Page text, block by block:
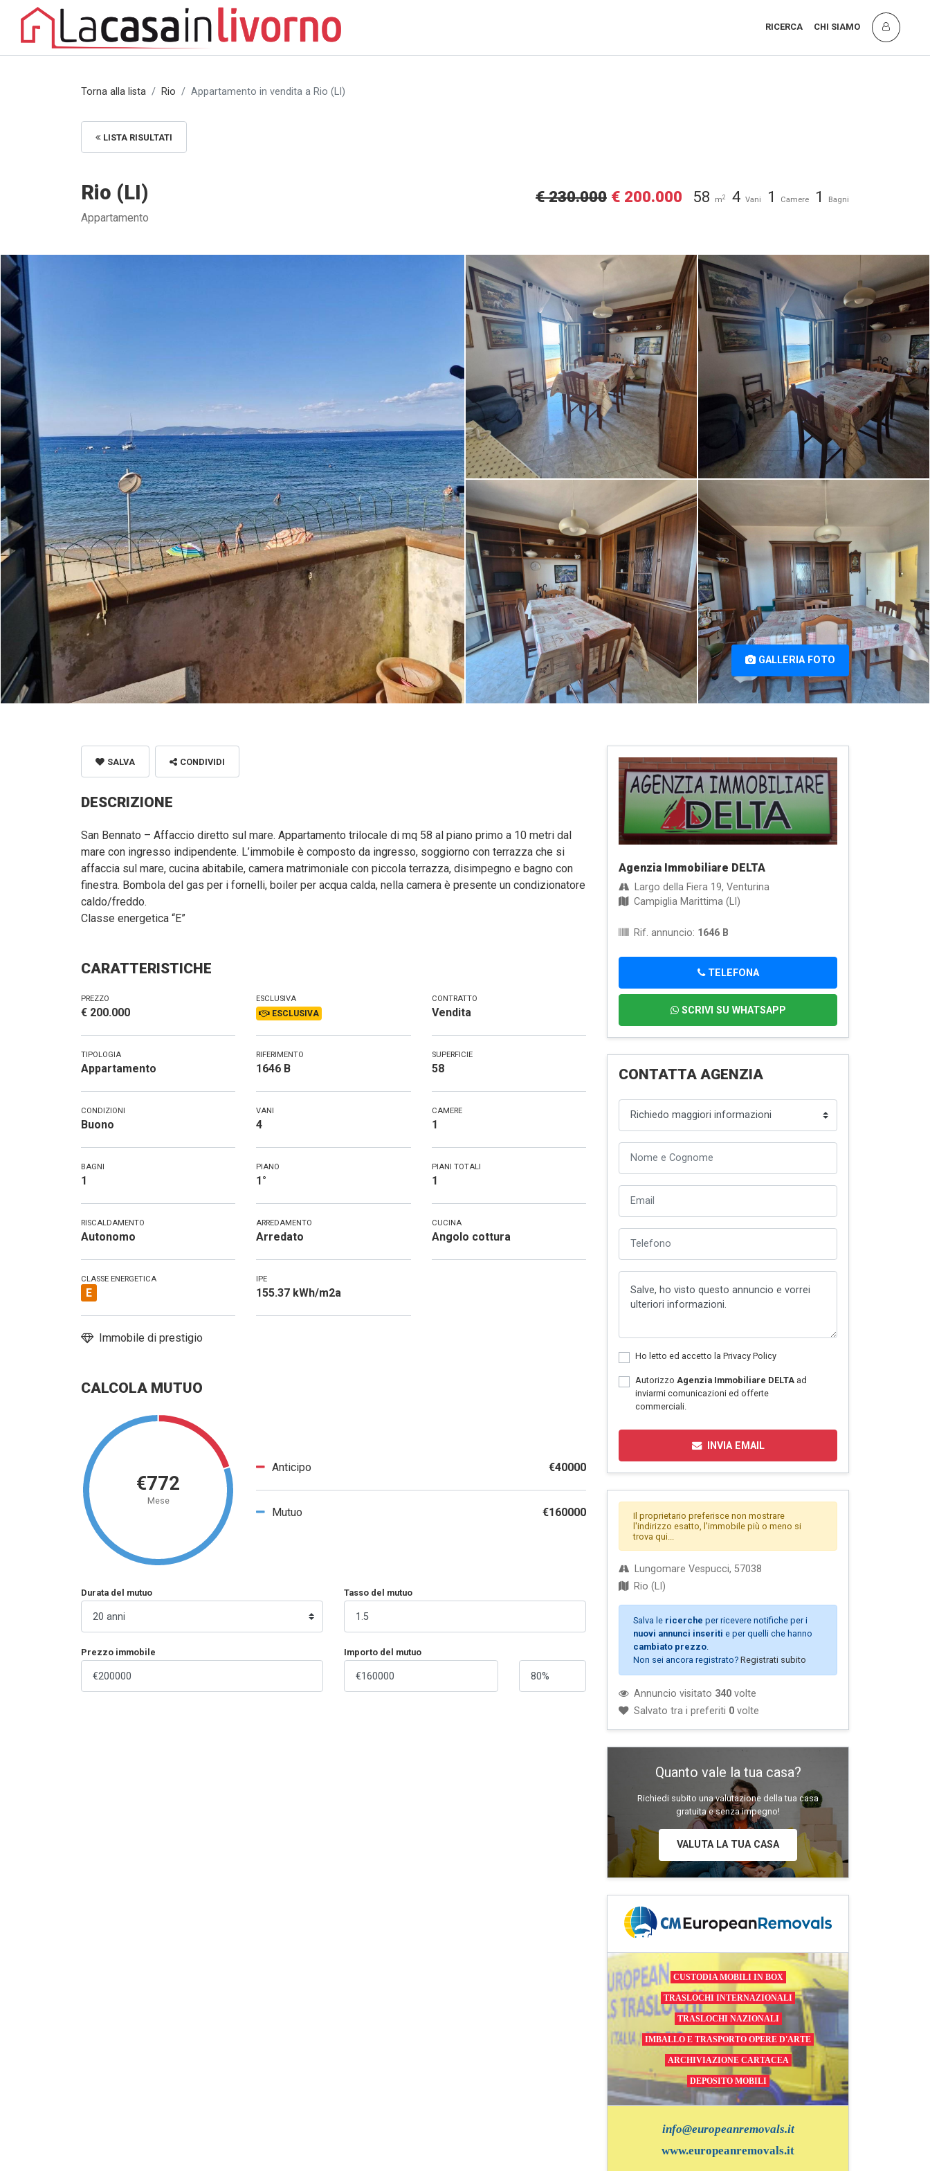
RICERCA CHI SIAMO
Torna alla lista Rio Appartamento in vendita a Rio (LI)
LISTA RISULTATI
Rio (LI)
Appartamento
58 m2 4 Vani 1 Camere 1 Bagni
€ 230.000 € 200.000
Appartamento in vendita a Rio (LI) [1/22] Appartamento in vendita a Rio (LI) [2/22] Appartamento in vendita a Rio (LI) [3/22]
Appartamento in vendita a Rio (LI) [4/22] Appartamento in vendita a Rio (LI) [5/22]
GALLERIA FOTO
SALVA CONDIVIDI
DESCRIZIONE
San Bennato – Affaccio diretto sul mare. Appartamento trilocale di mq 58 al piano primo a 10 metri dal
mare con ingresso indipendente. L’immobile è composto da ingresso, soggiorno con terrazza che si
affaccia sul mare, cucina abitabile, camera matrimoniale con piccola terrazza, disimpegno e bagno con
finestra. Bombola del gas per i fornelli, boiler per acqua calda, nella camera è presente un condizionatore
caldo/freddo.
Classe energetica “E”
CARATTERISTICHE
PREZZO
€ 200.000
ESCLUSIVA
ESCLUSIVA
CONTRATTO
Vendita
TIPOLOGIA
Appartamento
RIFERIMENTO
1646 B
SUPERFICIE
58
CONDIZIONI
Buono
VANI
4
CAMERE
1
BAGNI
1
PIANO
1°
PIANI TOTALI
1
RISCALDAMENTO
Autonomo
ARREDAMENTO
Arredato
CUCINA
Angolo cottura
CLASSE ENERGETICA
E
IPE
155.37 kWh/m2a
Immobile di prestigio
CALCOLA MUTUO
€772
Mese
Anticipo €40000
Mutuo €160000
Durata del mutuo Tasso del mutuo
Prezzo immobile Importo del mutuo
Agenzia Immobiliare DELTA
Largo della Fiera 19, Venturina
Campiglia Marittima (LI)
Rif. annuncio: 1646 B
TELEFONA
SCRIVI SU WHATSAPP
CONTATTA AGENZIA
Ho letto ed accetto la Privacy Policy
Autorizzo Agenzia Immobiliare DELTA ad
inviarmi comunicazioni ed offerte
commerciali.
INVIA EMAIL
Il proprietario preferisce non mostrare
l'indirizzo esatto, l'immobile più o meno si
trova qui...
Lungomare Vespucci, 57038
Rio (LI)
Salva le ricerche per ricevere notifiche per i
nuovi annunci inseriti e per quelli che hanno
cambiato prezzo
Non sei ancora registrato? Registrati subito
Annuncio visitato 340 volte
Salvato tra i preferiti 0 volte
Quanto vale la tua casa?
Richiedi subito una valutazione della tua casa
gratuita e senza impegno!
VALUTA LA TUA CASA
CUSTODIA MOBILI IN BOX
TRASLOCHI INTERNAZIONALI
TRASLOCHI NAZIONALI
IMBALLO E TRASPORTO OPERE D'ARTE
ARCHIVIAZIONE CARTACEA
DEPOSITO MOBILI
info@europeanremovals.it
www.europeanremovals.it